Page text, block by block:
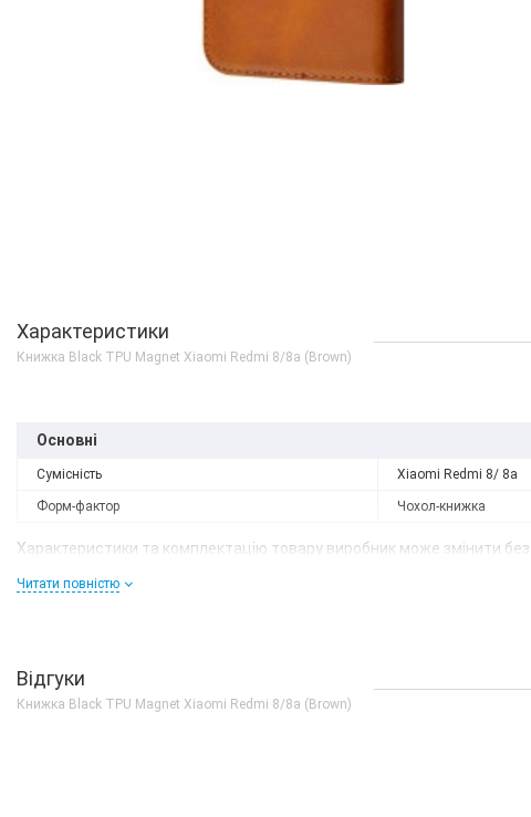
Характеристики
Книжка Black TPU Magnet Xiaomi Redmi 8/8a (Brown)
Основні
Сумісність Xiaomi Redmi 8/ 8a
Форм-фактор Чохол-книжка
Характеристики та комплектацію товару виробник може змінити без
Читати повністю
Відгуки
Книжка Black TPU Magnet Xiaomi Redmi 8/8a (Brown)